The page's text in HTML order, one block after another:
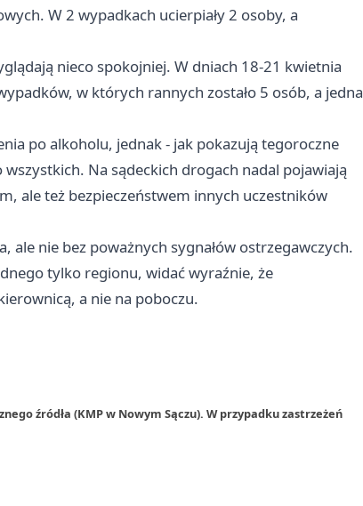
W 2 wypadkach ucierpiały 2 osoby, a
nieco spokojniej. W dniach 18-21 kwietnia
w których rannych zostało 5 osób, a jedna
po alkoholu, jednak - jak pokazują tegoroczne
Na sądeckich drogach nadal pojawiają
ale też bezpieczeństwem innych uczestników
ale nie bez poważnych sygnałów ostrzegawczych.
tylko regionu, widać wyraźnie, że
a nie na poboczu.
źródła (KMP w Nowym Sączu). W przypadku zastrzeżeń